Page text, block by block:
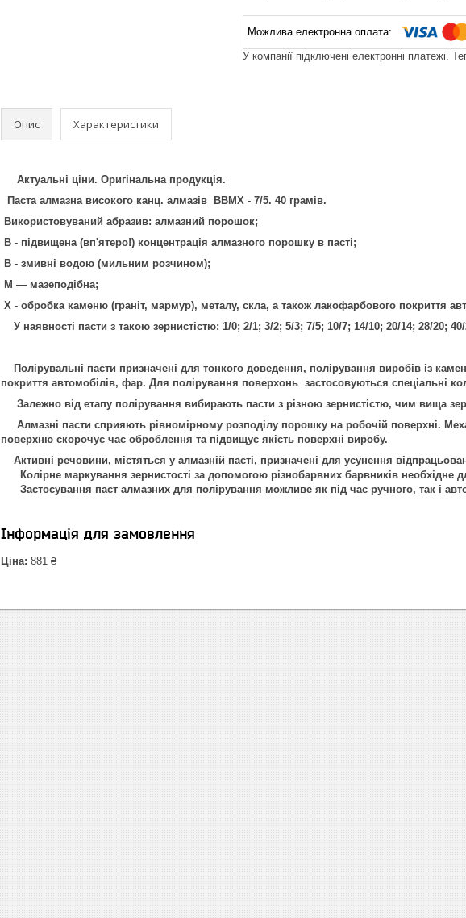
У компанії підключені електронні платежі.
Опис Характеристики
Актуальні ціни. Оригінальна продукція.
Паста алмазна високого канц. алмазів ВВМХ - 7/5. 40 грамів.
Використовуваний абразив: алмазний порошок;
В - підвищена (вп'ятеро!) концентрація алмазного порошку в пасті;
В - змивні водою (мильним розчином);
М — мазеподібна;
Х - обробка каменю (граніт, мармур), металу, скла, а також лакофарбового покриття
У наявності пасти з такою зернистістю: 1/0; 2/1; 3/2; 5/3; 7/5; 10/7; 14/10; 20/14; 28/20;
Полірувальні пасти призначені для тонкого доведення, полірування виробів із
покриття автомобілів, фар. Для полірування поверхонь застосовуються спеціальні
Залежно від етапу полірування вибирають пасти з різною зернистістю, чим вища
Алмазні пасти сприяють рівномірному розподілу порошку на робочій поверхні.
поверхню скорочує час оброблення та підвищує якість поверхні виробу.
Активні речовини, містяться у алмазній пасті, призначені для усунення
Колірне маркування зернистості за допомогою різнобарвних барвників необхідне
Застосування паст алмазних для полірування можливе як під час ручного, так і
Інформація для замовлення
Ціна: 881 ₴